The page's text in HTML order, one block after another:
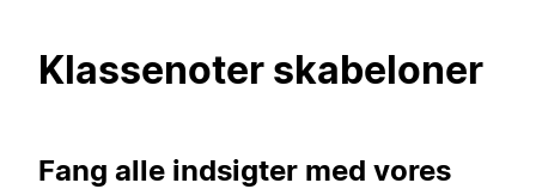
Klassenoter skabeloner
Fang alle indsigter med vores